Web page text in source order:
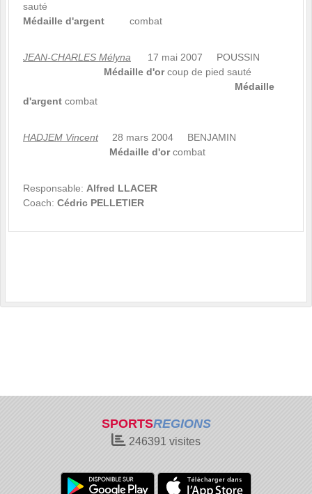
sauté
Médaille d'argent combat
JEAN-CHARLES Mélyna
17 mai 2007 POUSSIN
Médaille d'orcoup de pied sauté
Médaille
d'argent combat
HADJEM Vincent
28 mars 2004 BENJAMIN
Médaille d'orcombat
Responsable: Alfred LLACER
Coach: Cédric PELLETIER
SPORTSREGIONS
246391 visites